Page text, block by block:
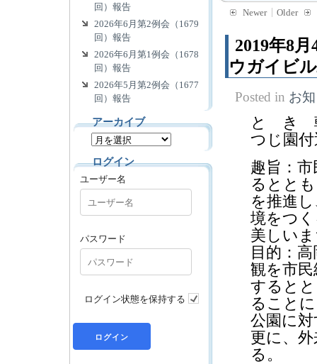
Newer Older
2019年8
ウガイビ
Posted in お
と き
つじ園付
趣旨：
るとと
を推進
境をつ
美しい
目的：
観を市
すると
ること
公園に
更に、
る。
回）報告
2026年6月第2例会（1679
回）報告
2026年6月第1例会（1678
回）報告
2026年5月第2例会（1677
回）報告
アーカイブ
ログイン
ユーザー名
パスワード
ログイン状態を保持する